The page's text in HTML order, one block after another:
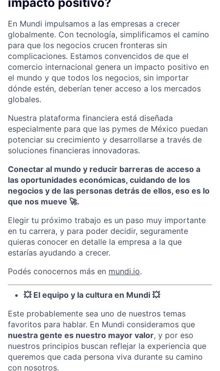
impacto positivo?
En Mundi impulsamos a las empresas a crecer
globalmente. Con tecnología, simplificamos el camino
para que los negocios crucen fronteras sin
complicaciones. Estamos convencidos de que el
comercio internacional genera un impacto positivo en
el mundo y que todos los negocios, sin importar
dónde estén, deberían tener acceso a los mercados
globales.
Nuestra plataforma financiera está diseñada
especialmente para que las pymes de México puedan
potenciar su crecimiento y desarrollarse a través de
soluciones financieras innovadoras.
Conectar al mundo y reducir barreras de acceso a
las oportunidades económicas, cuidando de los
negocios y de las personas detrás de ellos, eso es lo
que nos mueve 🚀.
Elegir tu próximo trabajo es un paso muy importante
en tu carrera, y para poder decidir, seguramente
quieras conocer en detalle la empresa a la que
estarías ayudando a crecer.
Podés conocernos más en mundi.io.
💥 El equipo y la cultura en Mundi 💥
Este probablemente sea uno de nuestros temas
favoritos para hablar. En Mundi consideramos que
nuestra gente es nuestro mayor valor, y por eso
nuestros principios buscan reflejar la experiencia que
queremos que cada persona viva durante su camino
con nosotros.